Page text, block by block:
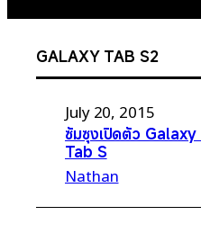
GALAXY TAB S2
July 20, 2015
ซัมซุงเปิดตัว
Tab S
Nathan